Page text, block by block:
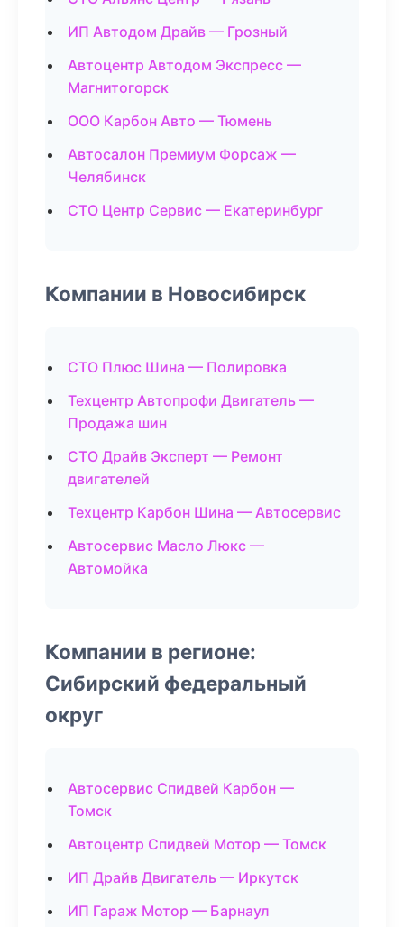
ИП Автодом Драйв — Грозный
Автоцентр Автодом Экспресс —
Магнитогорск
ООО Карбон Авто — Тюмень
Автосалон Премиум Форсаж —
Челябинск
СТО Центр Сервис — Екатеринбург
Компании в Новосибирск
СТО Плюс Шина — Полировка
Техцентр Автопрофи Двигатель —
Продажа шин
СТО Драйв Эксперт — Ремонт
двигателей
Техцентр Карбон Шина — Автосервис
Автосервис Масло Люкс —
Автомойка
Компании в регионе:
Сибирский федеральный
округ
Автосервис Спидвей Карбон —
Томск
Автоцентр Спидвей Мотор — Томск
ИП Драйв Двигатель — Иркутск
ИП Гараж Мотор — Барнаул